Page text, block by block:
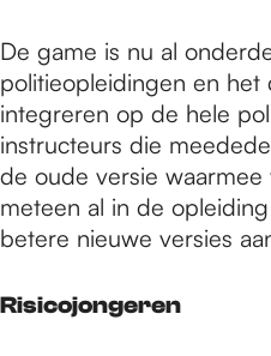
De game is nu al
politieopleidingen en het
integreren op de hele
instructeurs die
de oude versie
meteen al in de
betere nieuwe versies
Risicojongeren